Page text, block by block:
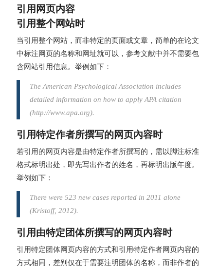
引用网页内容
引用整个网站时
当引用整个网站，而非特定的页面或文章，简单的在论文
中标注网页的名称和网址就可以，参考文献中并不需要包
含网站引用信息。举例如下：
The American Psychological Association includes
detailed information on how to apply APA citation
(http://www.apa.org).
引用特定作者所撰写的网页內容时
若引用的网页内容是由特定作者所撰写的，需以脚注标准
格式标明出处，即先写出作者的姓名，再标明出版年度。
举例如下：
There were 523 new cases reported in 2011 alone
(Kristoff, 2012).
引用由特定团体所撰写的网页內容时
引用特定团体网页内容的方式和引用特定作者网页内容的
方式相同，差别仅在于需要注明团体的名称，而非作者的